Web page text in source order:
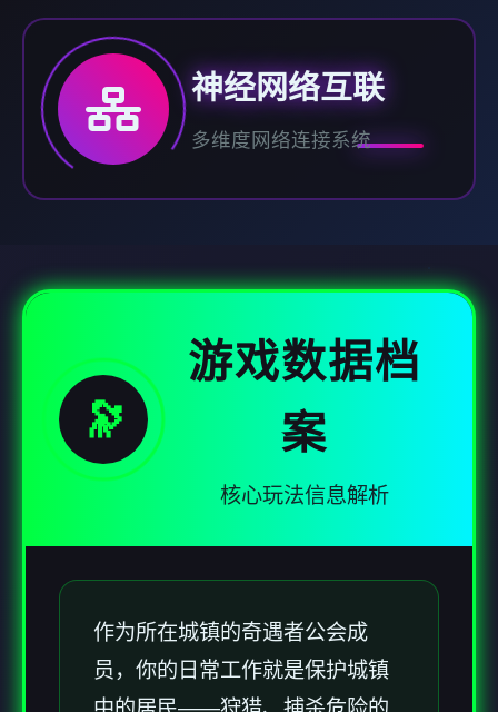
神经网络互联
多维度网络连接系统
🔭
游戏数据档
案
核心玩法信息解析
作为所在城镇的奇遇者公会成
员，你的日常工作就是保护城镇